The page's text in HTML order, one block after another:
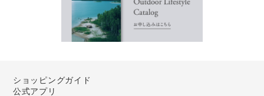
ショッピングガイド
公式アプリ